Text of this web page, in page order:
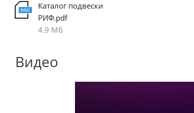
Каталог подвески
РИФ.pdf
4.9 Мб
Видео